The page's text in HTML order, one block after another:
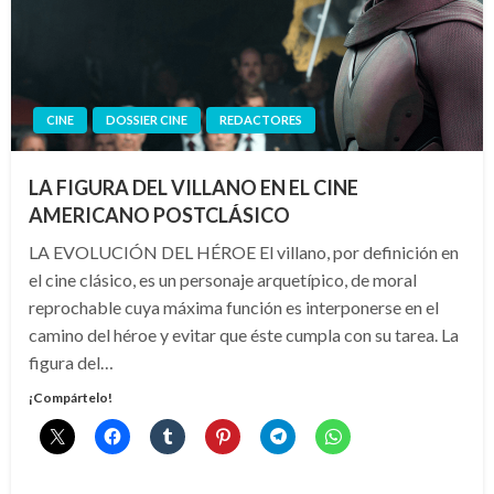
CINE DOSSIER CINE REDACTORES
LA FIGURA DEL VILLANO EN EL CINE
AMERICANO POSTCLÁSICO
LA EVOLUCIÓN DEL HÉROE El villano, por definición en
el cine clásico, es un personaje arquetípico, de moral
reprochable cuya máxima función es interponerse en el
camino del héroe y evitar que éste cumpla con su tarea. La
figura del…
¡Compártelo!